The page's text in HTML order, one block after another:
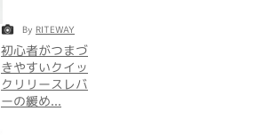
By RITEWAY
初心者がつまづ
きやすいクイッ
クリリースレバ
ーの緩め...